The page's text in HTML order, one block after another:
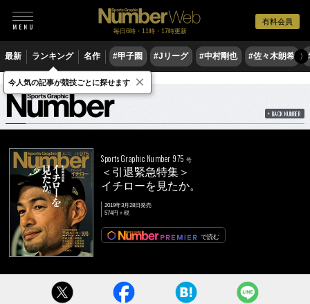
有料会員
毎日6時・11時・17時更新
最新 ランキング 名作 #甲子園 #Jリーグ #中村剛也 #佐々木朗希 〉
雑誌 Number 975号
BACK NUMBER
Sports Graphic Number 975 号
＜引退緊急特集＞
イチローを見たか。
2019年3月28日発売
574円＋税
で読む
今人気の記事が競技ごとに探せます ×